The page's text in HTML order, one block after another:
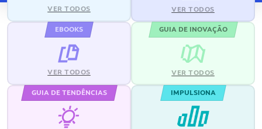
VER TODOS VER TODOS
EBOOKS
VER TODOS
GUIA DE INOVAÇÃO
VER TODOS
GUIA DE TENDÊNCIAS IMPULSIONA